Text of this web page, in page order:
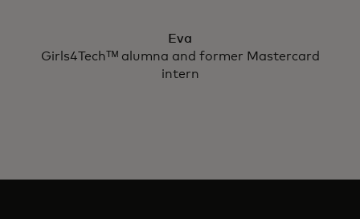
Eva
Girls4Techᵀᴹ alumna and former Mastercard
intern